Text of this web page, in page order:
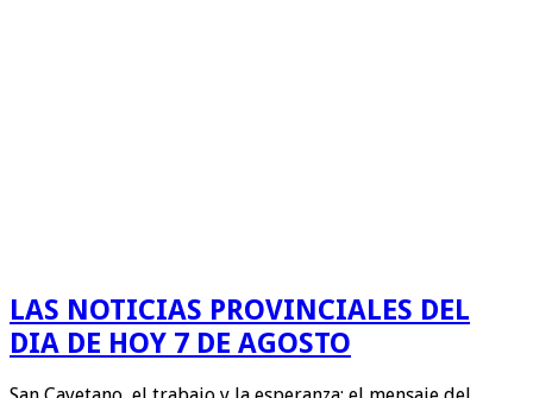
LAS NOTICIAS PROVINCIALES DEL
DIA DE HOY 7 DE AGOSTO